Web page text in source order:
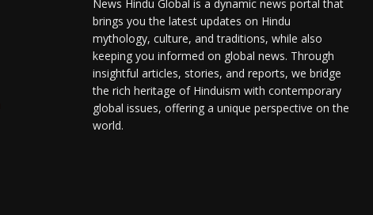
News Hindu Global is a dynamic news portal that
brings you the latest updates on Hindu
mythology, culture, and traditions, while also
keeping you informed on global news. Through
insightful articles, stories, and reports, we bridge
the rich heritage of Hinduism with contemporary
global issues, offering a unique perspective on the
world.